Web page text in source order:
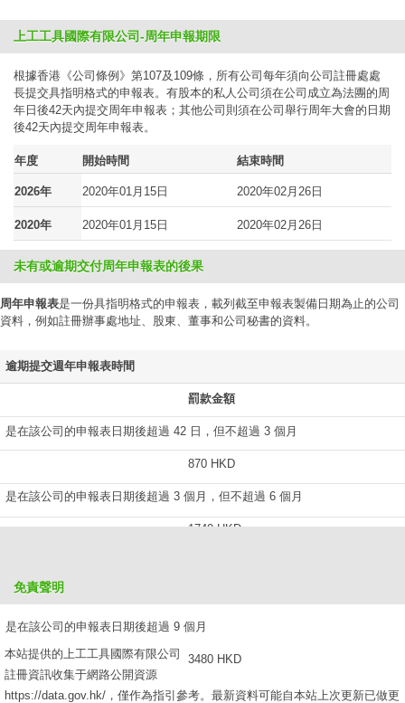
上工工具國際有限公司-周年申報期限
根據香港《公司條例》第107及109條，所有公司每年須向公司註冊處處
長提交具指明格式的申報表。有股本的私人公司須在公司成立為法團的周
年日後42天內提交周年申報表；其他公司則須在公司舉行周年大會的日期
後42天內提交周年申報表。
年度 開始時間 結束時間
2026年 2020年01月15日 2020年02月26日
2020年 2020年01月15日 2020年02月26日
未有或逾期交付周年申報表的後果
周年申報表是一份具指明格式的申報表，載列截至申報表製備日期為止的公司
資料，例如註冊辦事處地址、股東、董事和公司秘書的資料。
逾期提交週年申報表時間
罰款金額
是在該公司的申報表日期後超過 42 日，但不超過 3 個月
870 HKD
是在該公司的申報表日期後超過 3 個月，但不超過 6 個月
1740 HKD
是在該公司的申報表日期後超過 9 個月
3480 HKD
免責聲明
本站提供的上工工具國際有限公司
註冊資訊收集于網路公開資源
https://data.gov.hk/，僅作為指引參考。最新資料可能自本站上次更新已做更